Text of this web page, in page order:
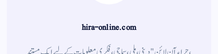
hira-online.com